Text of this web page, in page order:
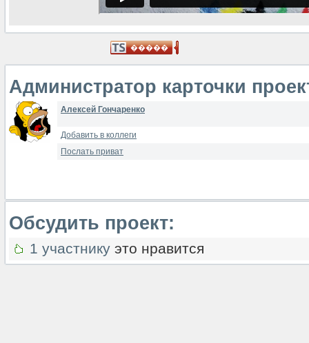
Администратор карточки
Алексей Гончаренко
Добавить в коллеги
Послать приват
Обсудить проект:
1 участнику это нравится